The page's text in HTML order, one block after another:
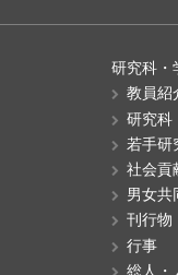
研究科・
教員紹
研究科
若手研
社会貢
男女共
刊行物
行事
総人・